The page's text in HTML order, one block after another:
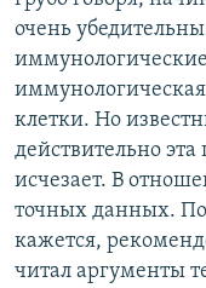
очень
клетки. Но
действительно
исчезает. В
точных данных.
кажется,
читал аргументы